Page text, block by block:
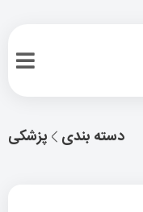
پزشکی دسته بندی